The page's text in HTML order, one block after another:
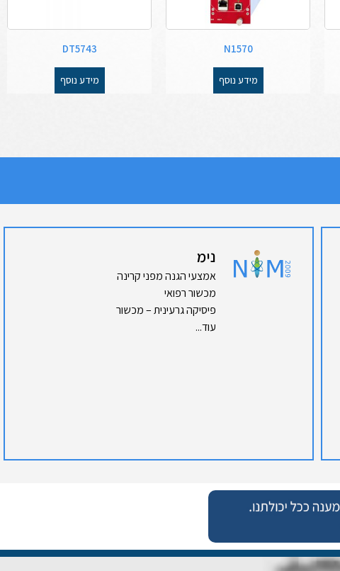
N1570
מידע נוסף
DT5743
מידע נוסף
נימ
אמצעי הגנה מפני קרינה
מכשור רפואי
פיסיקה גרעינית – מכשור
עוד...